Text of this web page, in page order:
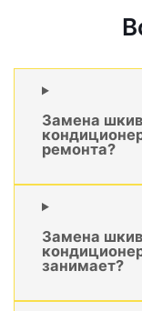
Замена
ремонта?
Замена
занимает?